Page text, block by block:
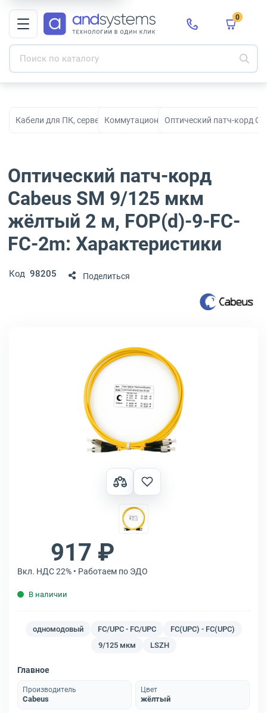
0
Кабели для ПК, серверов, сети, СКС и электропитания
Коммутационные кабелиОптический патч-корд
Оптический патч-корд
Cabeus SM 9/125 мкм
жёлтый 2 м, FOP(d)-9-FC-
FC-2m: Характеристики
Код 98205 Поделиться
917 ₽
Вкл. НДС 22% • Работаем по ЭДО
В наличии
одномодовый FC/UPC - FC/UPC
FC(UPC) - FC(UPC)
9/125 мкм
LSZH
Главное
Производитель
Cabeus
Цвет
жёлтый